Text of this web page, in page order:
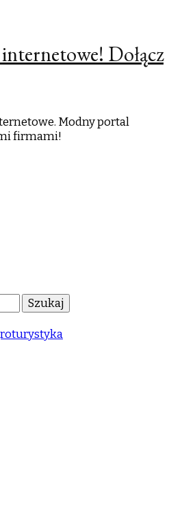
Dołącz
Modny portal
firmami!